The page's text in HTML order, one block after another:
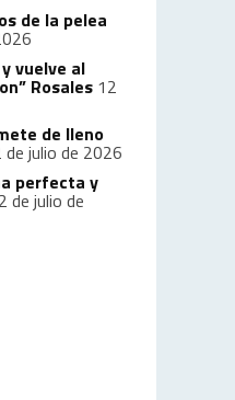
de la pelea
vuelve al
Rosales 12
de lleno
de julio de 2026
perfecta y
de julio de